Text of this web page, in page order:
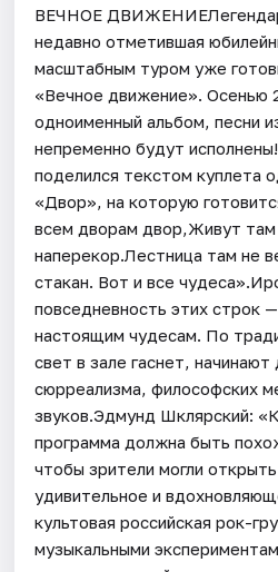
ВЕЧНОЕ
недавно отметившая
масштабным туром уже
«Вечное движение». Осенью
одноименный альбом, песни
непременно будут
поделился текстом куплета
«Двор», на которую
всем дворам двор,Живут
наперекор.Лестница там не
стакан. Вот и все
повседневность этих строк
настоящим чудесам. По
свет в зале гаснет,
сюрреализма, философских
звуков.Эдмунд Шклярский:
программа должна быть
чтобы зрители могли
удивительное и
культовая российская рок-
музыкальными